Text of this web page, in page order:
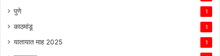
पुणे 1
काठमांडू 1
यातायात माह 2025 1